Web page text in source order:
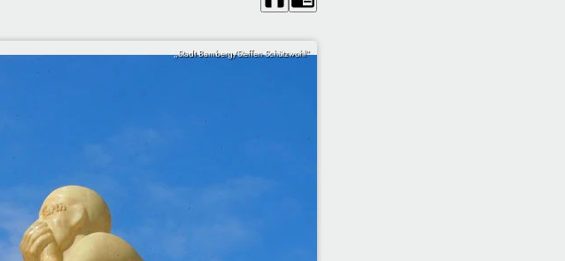
„Stadt Bamberg/Steffen Schützwohl“